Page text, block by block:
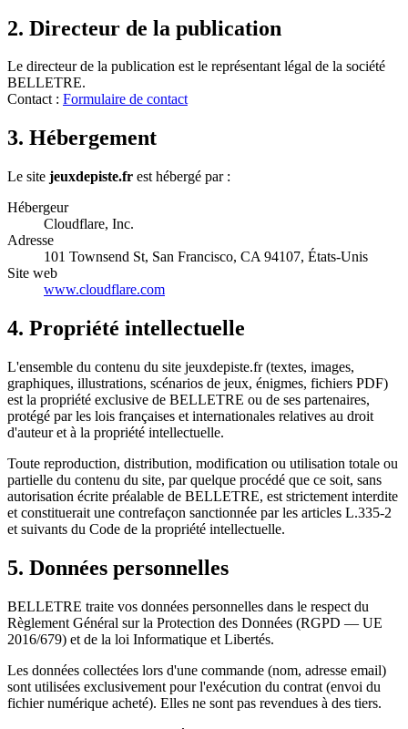
2. Directeur de la publication
Le directeur de la publication est le représentant légal de la société
BELLETRE.
Contact : Formulaire de contact
3. Hébergement
Le site jeuxdepiste.fr est hébergé par :
Hébergeur
Cloudflare, Inc.
Adresse
101 Townsend St, San Francisco, CA 94107, États-Unis
Site web
www.cloudflare.com
4. Propriété intellectuelle
L'ensemble du contenu du site jeuxdepiste.fr (textes, images,
graphiques, illustrations, scénarios de jeux, énigmes, fichiers PDF)
est la propriété exclusive de BELLETRE ou de ses partenaires,
protégé par les lois françaises et internationales relatives au droit
d'auteur et à la propriété intellectuelle.
Toute reproduction, distribution, modification ou utilisation totale ou
partielle du contenu du site, par quelque procédé que ce soit, sans
autorisation écrite préalable de BELLETRE, est strictement interdite
et constituerait une contrefaçon sanctionnée par les articles L.335-2
et suivants du Code de la propriété intellectuelle.
5. Données personnelles
BELLETRE traite vos données personnelles dans le respect du
Règlement Général sur la Protection des Données (RGPD — UE
2016/679) et de la loi Informatique et Libertés.
Les données collectées lors d'une commande (nom, adresse email)
sont utilisées exclusivement pour l'exécution du contrat (envoi du
fichier numérique acheté). Elles ne sont pas revendues à des tiers.